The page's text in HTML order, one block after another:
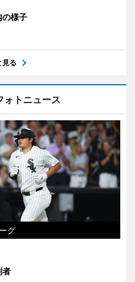
の様子
見る
ォトニュース
グ
者